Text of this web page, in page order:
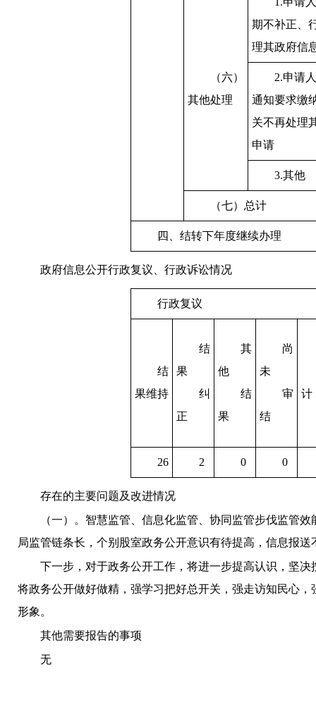
（六）
其他处理
期不补正、
理其政府信
2.申请
通知要求缴
关不再处理
申请
3.其他
（七）总计
四、结转下年度继续办理
政府信息公开行政复议、行政诉讼情况
行政复议
结
果维持
结
果
纠
正
其
他
结
果
尚
未
审
结
计
26 2 0 0
存在的主要问题及改进情况
（一）
。智慧监管、信息化监管、协同监管步伐监管
局监管链条长，个别股室政务公开意识有待提高，信息报
下一步，对于政务公开工作，将进一步提高认识，坚
将政务公开做好做精， 强学习把好总开关，强走访知民心
形象。
其他需要报告的事项
无